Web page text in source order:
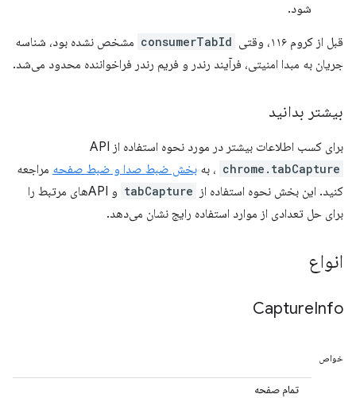
شود.
قبل از کروم ۱۱۶، وقتی consumerTabId مشخص نشده بود، شناسه
جریان به مبدا امنیتی، فرآیند رندر و فریم رندر فراخواننده محدود می‌شد.
بیشتر بدانید
برای کسب اطلاعات بیشتر در مورد نحوه استفاده از API
chrome.tabCapture ، به بخش ضبط صدا و ضبط صفحه مراجعه
کنید. این بخش نحوه استفاده از tabCapture
و APIهای مرتبط را
برای حل تعدادی از موارد استفاده رایج نشان می‌دهد.
انواع
CaptureInfo
خواص
تمام صفحه